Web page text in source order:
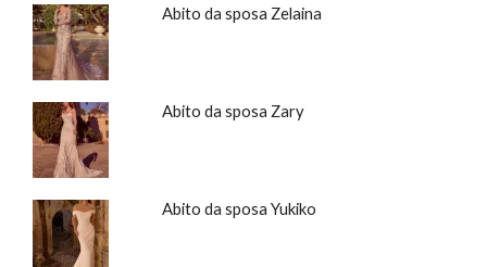
Abito da sposa Zelaina
Abito da sposa Zary
Abito da sposa Yukiko